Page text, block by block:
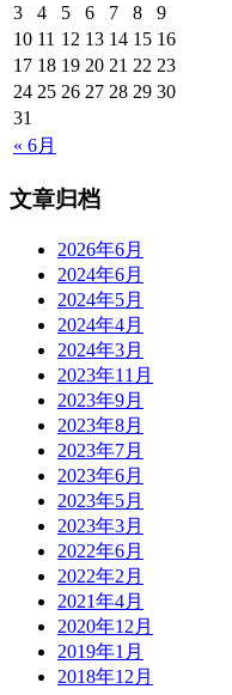
« 6月
3
4 5 6 7 8
9
10 11 12 13 14 15 16
17 18 19 20 21 22 23
24 25 26 27 28 29 30
31
文章归档
2026年6月
2024年6月
2024年5月
2024年4月
2024年3月
2023年11月
2023年9月
2023年8月
2023年7月
2023年6月
2023年5月
2023年3月
2022年6月
2022年2月
2021年4月
2020年12月
2019年1月
2018年12月